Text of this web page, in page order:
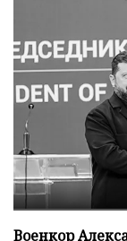
Военкор